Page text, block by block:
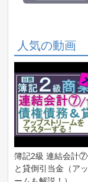
人気の動画
簿記2級 連結会計⑦
と貸倒引当金（ア